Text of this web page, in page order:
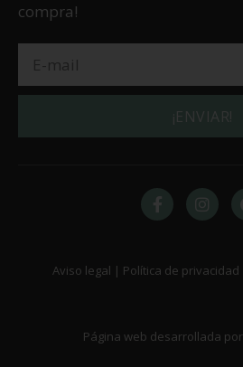
compra!
¡ENVIAR!
Aviso legal | Política de
Página web desarrollada